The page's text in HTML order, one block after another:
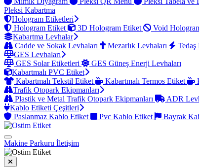
Pleksi Kabartma
Hologram Etiketleri
Hologram Etiket
3D Hologram Etiket Void
Kabartma Levhalar
Cadde ve Sokak Levhaları
Mezarlık Levhaları Tedaş
GES Levhaları
GES Solar Etiketleri
GES Güneş Enerji Levhaları
Kabartmalı PVC Etiket
Kabartmalı Tekstil Etiket
Kabartmalı Termos Etiket
Trafik Otopark Ekipmanları
Plastik ve Metal Trafik Otopark Ekipmanları
ADR
Kablo Etiketi Çeşitleri
Paslanmaz Kablo Etiket
Pvc Kablo Etiket Bayrak
Makine Parkuru İletişim